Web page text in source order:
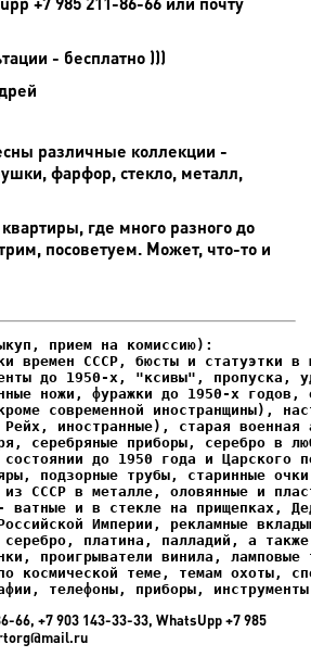
- бесплатно )))
различные коллекции -
фарфор, стекло, металл,
где много разного до
посоветуем. Может, что-то и
времен СССР, бюсты и статуэтки в
до 1950-х, "ксивы", пропуска,
ватные и в стекле на прищепках,
телефоны, приборы,
66, +7 903 143-33-33, WhatsUpp +7 985